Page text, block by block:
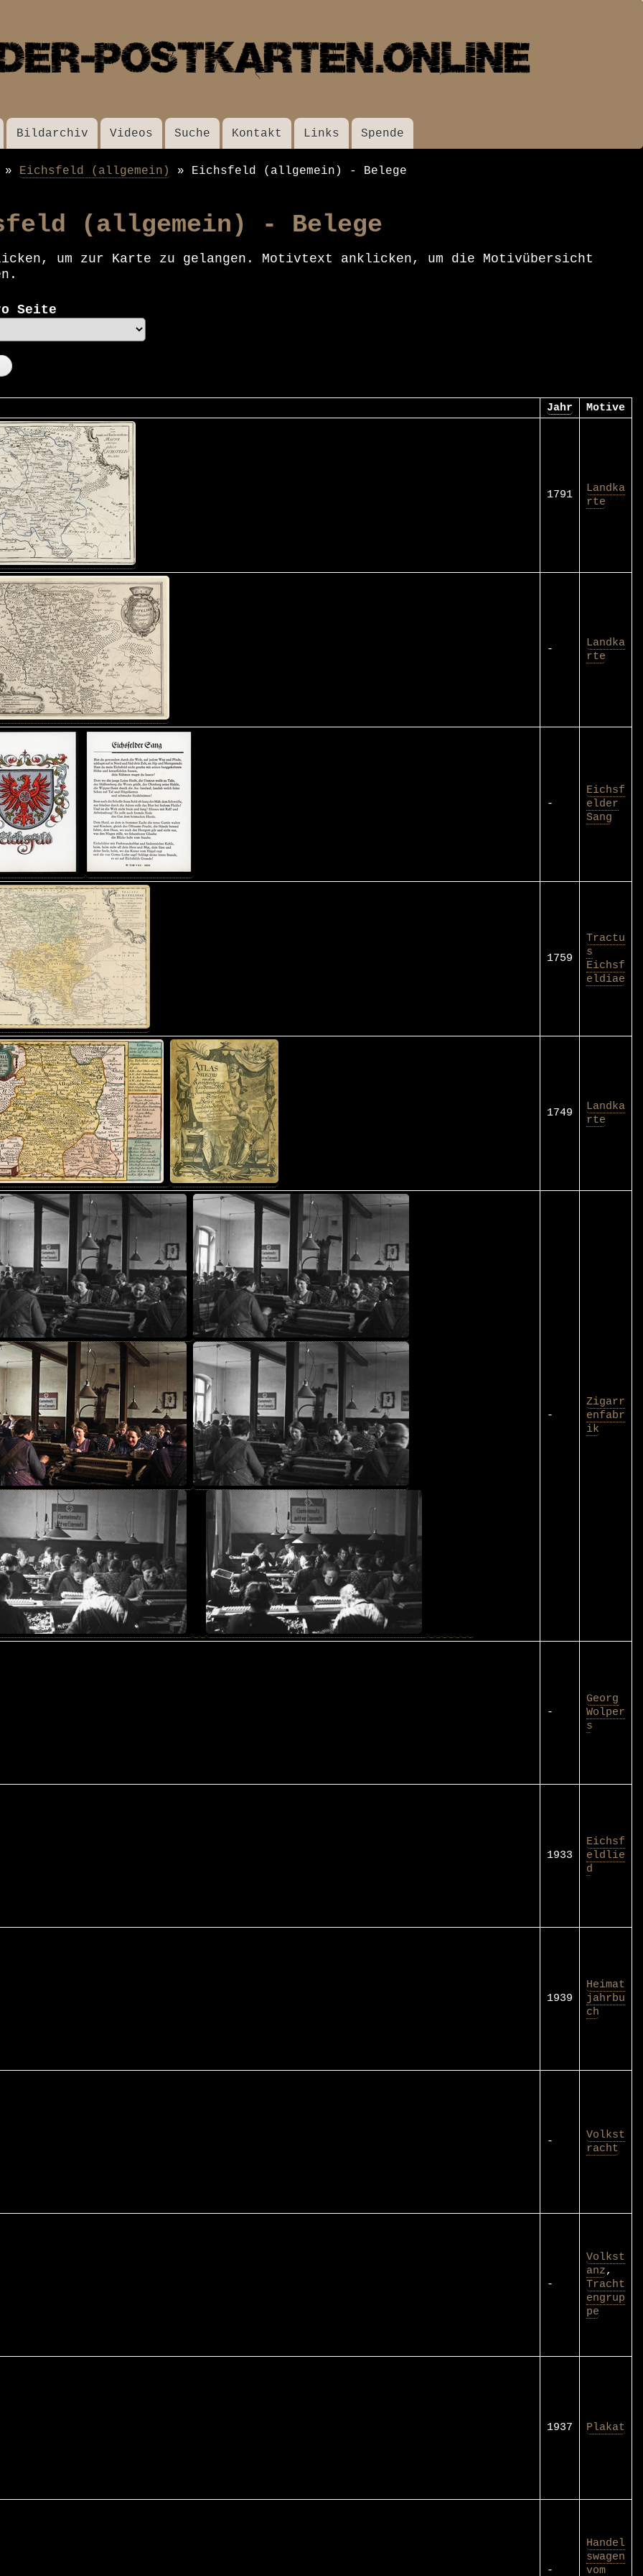
Inhalt
Bildarchiv Videos Suche Kontakt Links Spende
Eichsfeld (allgemein) Eichsfeld (allgemein) - Belege
(allgemein) - Belege
um zur Karte zu gelangen. Motivtext anklicken, um die Motivübersicht
Seite
Jahr
Motive
1791
Landka
rte
-
Landka
rte
-
Eichsf
elder
Sang
1759
Tractu
s
Eichsf
eldiae
1749
Landka
rte
-
Zigarr
enfabr
ik
-
Georg
Wolper
s
1933
Eichsf
eldlie
d
1939
Heimat
jahrbu
ch
-
Volkst
racht
-
Volkst
anz,
Tracht
engrup
pe
1937 Plakat
-
Handel
swagen
vom